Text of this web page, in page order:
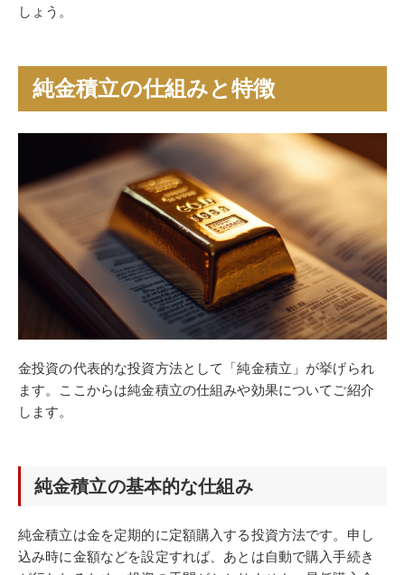
しょう。
純金積立の仕組みと特徴
金投資の代表的な投資方法として「純金積立」が挙げられ
ます。ここからは純金積立の仕組みや効果についてご紹介
します。
純金積立の基本的な仕組み
純金積立は金を定期的に定額購入する投資方法です。申し
込み時に金額などを設定すれば、あとは自動で購入手続き